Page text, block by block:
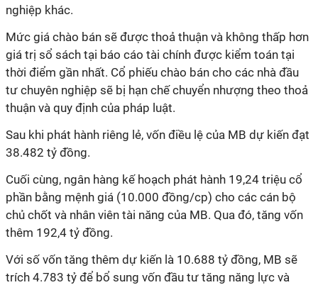
nghiệp khác.
Mức giá chào bán sẽ được thoả thuận và không thấp hơn
giá trị sổ sách tại báo cáo tài chính được kiểm toán tại
thời điểm gần nhất. Cổ phiếu chào bán cho các nhà đầu
tư chuyên nghiệp sẽ bị hạn chế chuyển nhượng theo thoả
thuận và quy định của pháp luật.
Sau khi phát hành riêng lẻ, vốn điều lệ của MB dự kiến đạt
38.482 tỷ đồng.
Cuối cùng, ngân hàng kế hoạch phát hành 19,24 triệu cổ
phần bằng mệnh giá (10.000 đồng/cp) cho các cán bộ
chủ chốt và nhân viên tài năng của MB. Qua đó, tăng vốn
thêm 192,4 tỷ đồng.
Với số vốn tăng thêm dự kiến là 10.688 tỷ đồng, MB sẽ
trích 4.783 tỷ để bổ sung vốn đầu tư tăng năng lực và